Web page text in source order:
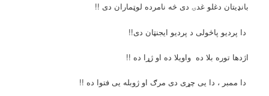
بانډیتان دغلو غدۍ دی څه نامرده لوټماران دی !!
دا پردیو پاڅولی د پردیو ایجنټان دی!!
اژدها توره بلا ده واویلا ده او ژړا ده !!
دا ممبر ، دا یی چړی دی مرګ او ژوبله یی فتوا ده !!